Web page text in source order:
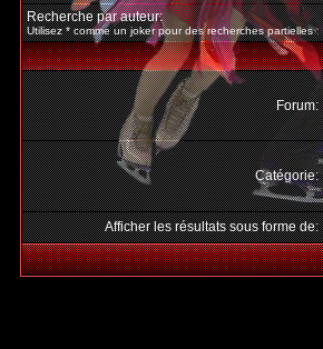
Recherche par auteur:
Utilisez * comme un joker pour des recherches partielles
Forum:
Catégorie:
Afficher les résultats sous forme de: